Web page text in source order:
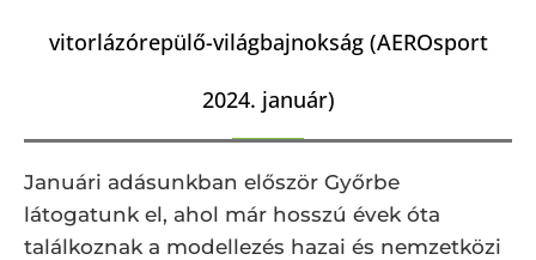
vitorlázórepülő-világbajnokság (AEROsport
2024. január)
Januári adásunkban először Győrbe
látogatunk el, ahol már hosszú évek óta
találkoznak a modellezés hazai és nemzetközi